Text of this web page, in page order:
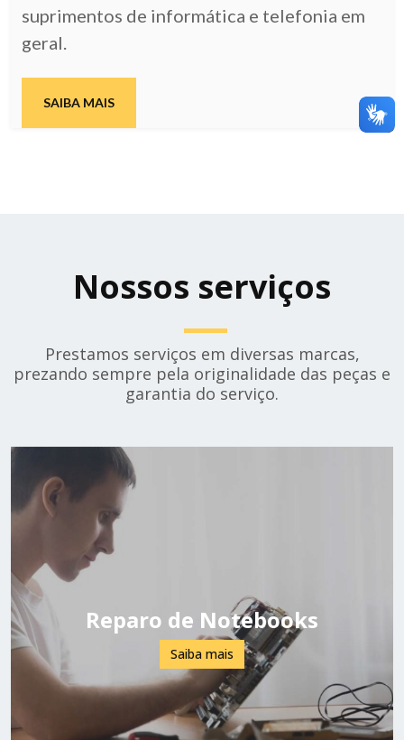
suprimentos de informática e telefonia em
geral.
SAIBA MAIS
Nossos serviços
Prestamos serviços em diversas marcas,
prezando sempre pela originalidade das peças e
garantia do serviço.
Reparo de Notebooks
Saiba mais